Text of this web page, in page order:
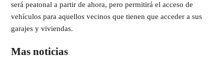
será peatonal a partir de ahora, pero permitirá el acceso de
vehículos para aquellos vecinos que tienen que acceder a sus
garajes y viviendas.
Mas noticias